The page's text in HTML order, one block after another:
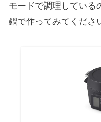
モードで調理している
鍋で作ってみてくださ